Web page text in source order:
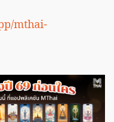
mthai-